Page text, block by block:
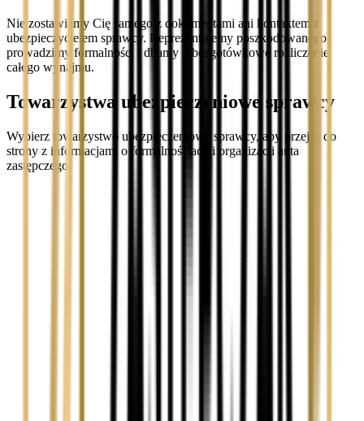
Nie zostawiamy Cię samego z dokumentami ani kontaktem z
ubezpieczycielem sprawcy. Reprezentujemy poszkodowanego,
prowadzimy formalności i dbamy o bezgotówkowe rozliczenie
całego wynajmu.
Towarzystwa ubezpieczeniowe sprawcy
Wybierz towarzystwo ubezpieczeniowe sprawcy, aby przejść do
strony z informacjami o formalnościach i organizacji auta
zastępczego.